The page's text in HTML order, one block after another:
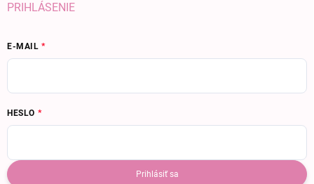
PRIHLÁSENIE
E-MAIL
HESLO
Prihlásiť sa